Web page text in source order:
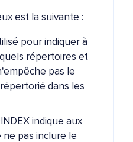
est la suivante :
pour indiquer à
répertoires et
pas le
dans les
indique aux
pas inclure le